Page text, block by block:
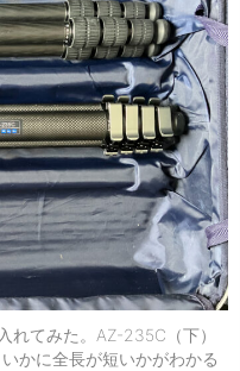
れてみた。AZ-235C（下）
かに全長が短いかがわかる